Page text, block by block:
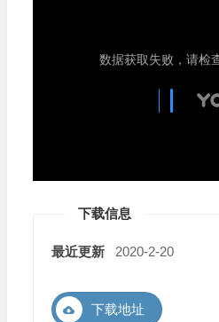
下载信息
最近更新 2020-2-20
下载地址